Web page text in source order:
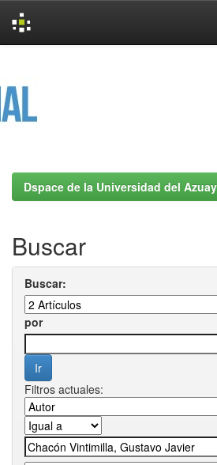
Dspace de la Universidad del Azuay
Buscar
Buscar:
por
Filtros actuales: